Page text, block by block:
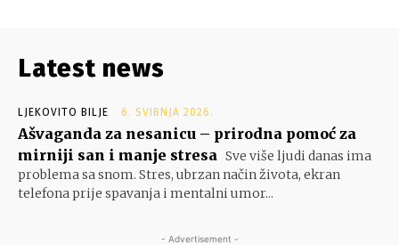
Latest news
LJEKOVITO BILJE 6. SVIBNJA 2026.
Ašvaganda za nesanicu – prirodna pomoć za
mirniji san i manje stresa Sve više ljudi danas ima
problema sa snom. Stres, ubrzan način života, ekran
telefona prije spavanja i mentalni umor...
- Advertisement -